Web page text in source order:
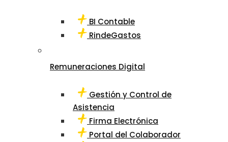
BI Contable
RindeGastos
Remuneraciones Digital
Gestión y Control de
Asistencia
Firma Electrónica
Portal del Colaborador